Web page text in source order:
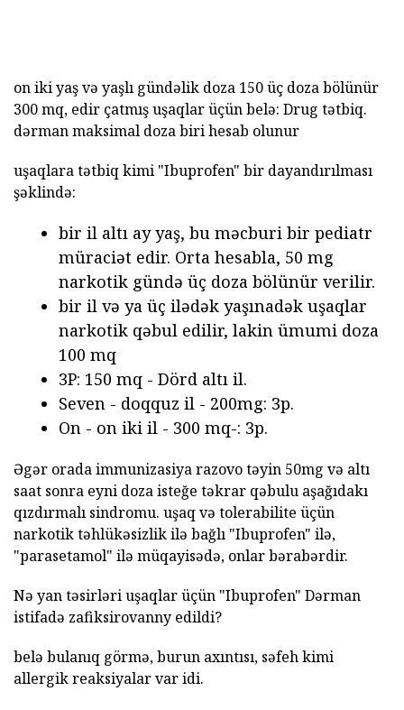
on iki yaş və yaşlı gündəlik doza 150 üç doza bölünür
300 mq, edir çatmış uşaqlar üçün belə: Drug tətbiq.
dərman maksimal doza biri hesab olunur
uşaqlara tətbiq kimi "Ibuprofen" bir dayandırılması
şəklində:
bir il altı ay yaş, bu məcburi bir pediatr
müraciət edir. Orta hesabla, 50 mg
narkotik gündə üç doza bölünür verilir.
bir il və ya üç ilədək yaşınadək uşaqlar
narkotik qəbul edilir, lakin ümumi doza
100 mq
3P: 150 mq - Dörd altı il.
Seven - doqquz il - 200mg: 3p.
On - on iki il - 300 mq-: 3p.
Əgər orada immunizasiya razovo təyin 50mg və altı
saat sonra eyni doza isteğe təkrar qəbulu aşağıdakı
qızdırmalı sindromu. uşaq və tolerabilite üçün
narkotik təhlükəsizlik ilə bağlı "Ibuprofen" ilə,
"parasetamol" ilə müqayisədə, onlar bərabərdir.
Nə yan təsirləri uşaqlar üçün "Ibuprofen" Dərman
istifadə zafiksirovanny edildi?
belə bulanıq görmə, burun axıntısı, səfeh kimi
allergik reaksiyalar var idi.